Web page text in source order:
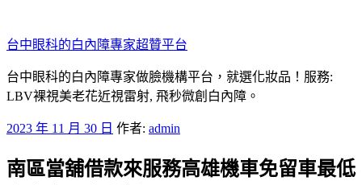
至
主
要
內
台中眼科的白內障專家超贊平台
台中眼科的白內障專家做臉機構平台，就選化妝品！服務:
LBV裸視美老花近視雷射, 飛秒微創白內障。
發
於
2023 年 11 月 30 日 作者: admin
南區當舖借款來服務高雄機車免留車最低